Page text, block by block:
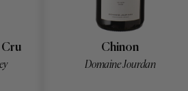
Chinon
Domaine Jourdan